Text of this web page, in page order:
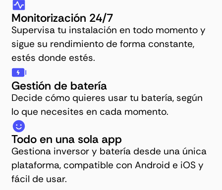
Monitorización 24/7
Supervisa tu instalación en todo momento y
sigue su rendimiento de forma constante,
estés donde estés.
Gestión de batería
Decide cómo quieres usar tu batería, según
lo que necesites en cada momento.
Todo en una sola app
Gestiona inversor y batería desde una única
plataforma, compatible con Android e iOS y
fácil de usar.